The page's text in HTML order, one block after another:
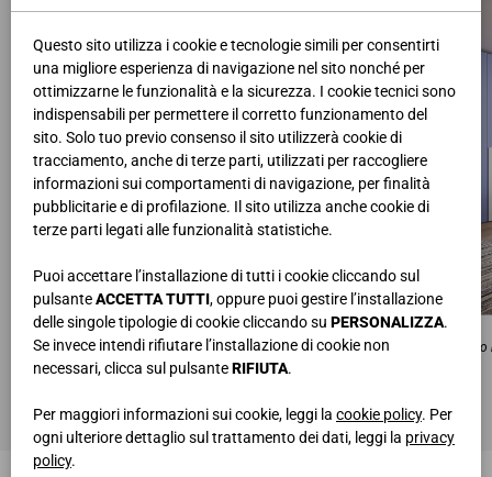
Questo sito utilizza i cookie e tecnologie simili per consentirti
una migliore esperienza di navigazione nel sito nonché per
ottimizzarne le funzionalità e la sicurezza. I cookie tecnici sono
indispensabili per permettere il corretto funzionamento del
sito. Solo tuo previo consenso il sito utilizzerà cookie di
tracciamento, anche di terze parti, utilizzati per raccogliere
informazioni sui comportamenti di navigazione, per finalità
pubblicitarie e di profilazione. Il sito utilizza anche cookie di
terze parti legati alle funzionalità statistiche.
Puoi accettare l’installazione di tutti i cookie cliccando sul
pulsanteACCETTA TUTTI, oppure puoi gestire l’installazione
delle singole tipologie di cookie cliccando su PERSONALIZZA.
Se invece intendi rifiutare l’installazione di cookie non
necessari, clicca sul pulsanteRIFIUTA.
Per maggiori informazioni sui cookie, leggi la cookie policy. Per
ogni ulteriore dettaglio sul trattamento dei dati, leggi la privacy
policy.
LETTO MARGOT
Contenitore in ecopelle x30 bianco
COMODINO TOKYO
ARMADIO UNO
Laccato bianco